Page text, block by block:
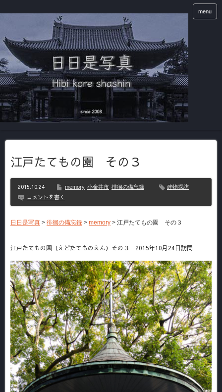
menu
江戸たてもの園 その３
2015.10.24 memory 小金井市 徘徊の備忘録 建物探訪
コメントを書く
日日是写真 > 徘徊の備忘録 > memory > 江戸たてもの園 その３
江戸たてもの園（えどたてものえん）その３ 2015年10月24日訪問